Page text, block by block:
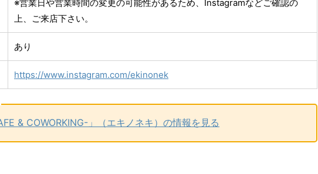
※営業日や営業時間の変更の可能性があるため、Instagramなどご確認の
上、ご来店下さい。
あり
https://www.instagram.com/ekinonek
& COWORKING-」（エキノネキ）の情報を見る